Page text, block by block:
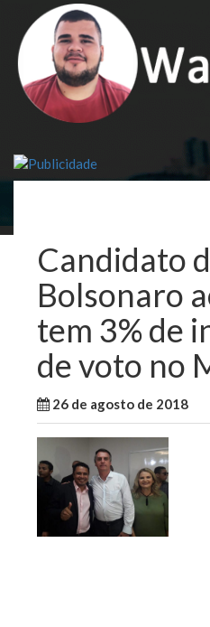
content
Candidato
Bolsonaro
tem 3% de
de voto no
26 de agosto de 2018